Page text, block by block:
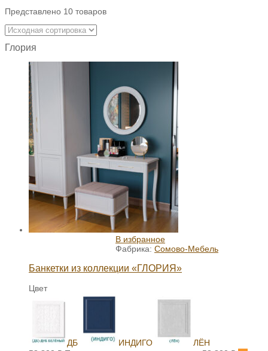
Представлено 10 товаров
Глория
В избранное
Фабрика: Сомово-Мебель
Банкетки из коллекции «ГЛОРИЯ»
Цвет
ДБ ИНДИГО
ЛЁН